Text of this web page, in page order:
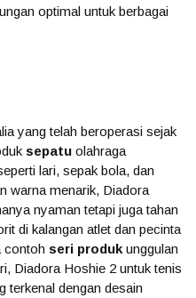
optimal untuk berbagai
yang telah beroperasi sejak
sepatu olahraga
lari, sepak bola, dan
warna menarik, Diadora
nyaman tetapi juga tahan
di kalangan atlet dan pecinta
contoh seri produk unggulan
Diadora Hoshie 2 untuk tenis
terkenal dengan desain